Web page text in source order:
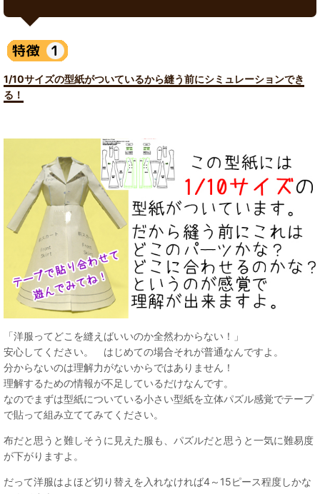
1/10サイズの型紙がついているから縫う前にシミュレーションでき
る！
「洋服ってどこを縫えばいいのか全然わからない！」
安心してください。 はじめての場合それが普通なんですよ。
分からないのは理解力がないからではありません！
理解するための情報が不足しているだけなんです。
なのでまずは型紙についている小さい型紙を立体パズル感覚でテープ
で貼って組み立ててみてください。
布だと思うと難しそうに見えた服も、パズルだと思うと一気に難易度
が下がりますよ。
だって洋服はよほど切り替えを入れなければ4～15ピース程度しかな